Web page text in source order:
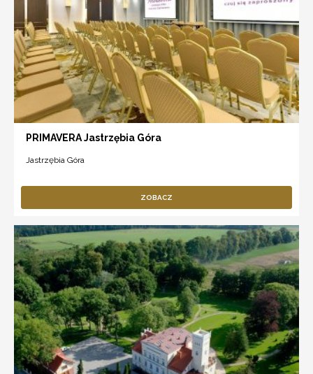
PRIMAVERA Jastrzębia Góra
Jastrzębia Góra
ZOBACZ